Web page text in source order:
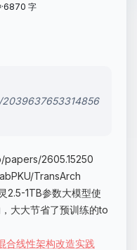
·6870 字
2605.15250
TransArch
2.5-1TB参数大模型使
大大节省了预训练的to
合线性架构改造实践